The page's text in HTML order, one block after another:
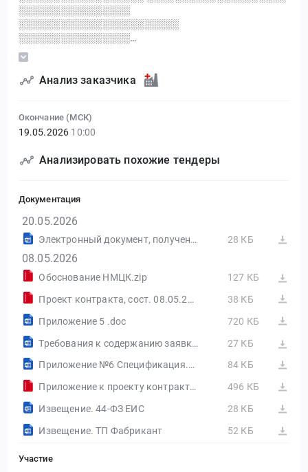
░░░░░░░░░░░░░░░░
░░░░░░░░░░░░░░░░░░░░░░░
░░░░░░░░░░░░░░░░
░░░░░░░░░░░░░░░░░░░░░░░░░░░░░░░░░░░░░░░
░░░░░░░░░░░░░░░░░
Анализ заказчика
Окончание (МСК)
19.05.2026 10:00
Анализировать похожие тендеры
Документация
20.05.2026
Электронный документ, полученный из внешней системы.docx 28 КБ
08.05.2026
Обоснование НМЦК.zip
127 КБ
Проект контракта, сост. 08.05.2026.zip
38 КБ
Приложение 5 .doc
720 КБ
Требования к содержанию заявки и Инструкция камеры.docx
27 КБ
Приложение №6 Спецификация.doc
84 КБ
Приложение к проекту контракта, сост. 08.05.2026.zip
496 КБ
Извещение. 44-ФЗ ЕИС
28 КБ
Извещение. ТП Фабрикант
52 КБ
Участие